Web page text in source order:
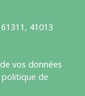
41013
vos données
politique de